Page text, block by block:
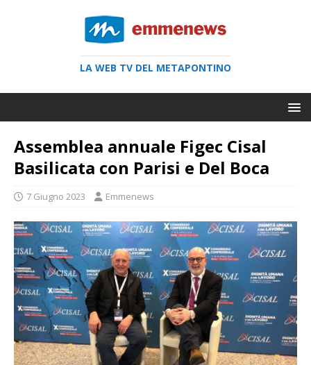
LA WEB TV DEL METAPONTINO
Assemblea annuale Figec Cisal
Basilicata con Parisi e Del Boca
7 Giugno 2023 Emmenews